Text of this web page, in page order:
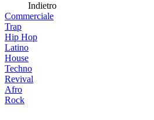
Indietro
Commerciale
Trap
Hip Hop
Latino
House
Techno
Revival
Afro
Rock